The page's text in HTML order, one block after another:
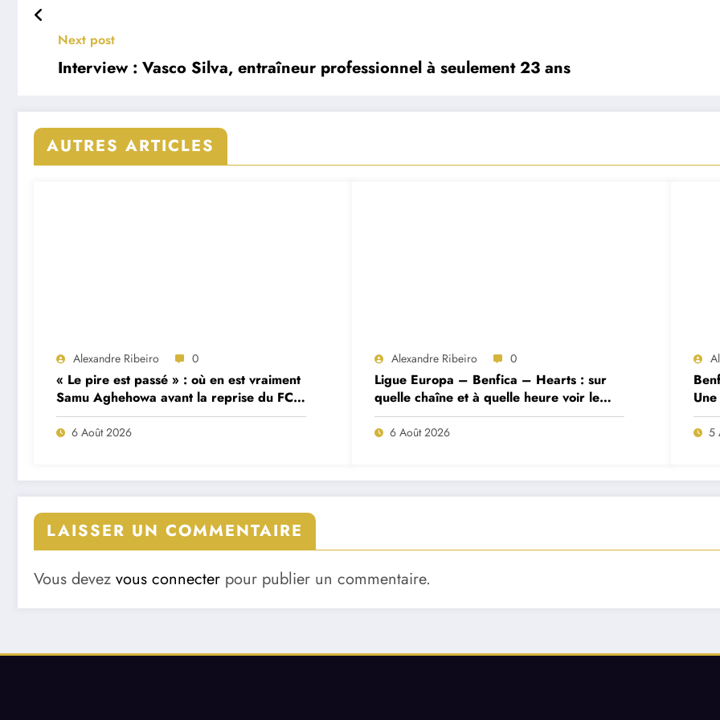
Next post
Interview : Vasco Silva, entraîneur professionnel à seulement 23 ans
AUTRES ARTICLES
Alexandre Ribeiro 0
« Le pire est passé » : où en est vraiment
Samu Aghehowa avant la reprise du FC
Porto ?
6 Août 2026
Alexandre Ribeiro 0
Ligue Europa – Benfica – Hearts : sur
quelle chaîne et à quelle heure voir le
match ?
6 Août 2026 5
LAISSER UN COMMENTAIRE
Vous devez vous connecter pour publier un commentaire.